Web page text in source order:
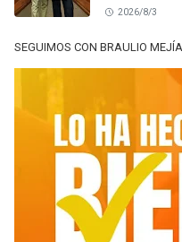
2026/8/3
SEGUIMOS CON BRAULIO MEJÍA